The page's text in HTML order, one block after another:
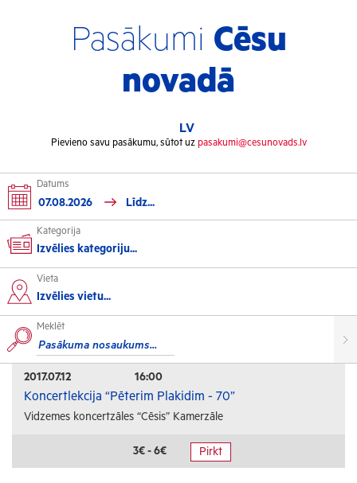
Pasākumi Cēsu
novadā
LV
Pievieno savu pasākumu, sūtot uz pasakumi@cesunovads.lv
Datums
Kategorija
Izvēlies kategoriju...
Kultūra
Izstādes
Koncerti
Izrādes
Festivāli un svētki
Kino
Citi pasākumi
Vieta
Izvēlies vietu...
Meklēt
2017.07.12 16:00
Koncertlekcija “Pēterim Plakidim - 70”
Vidzemes koncertzāles “Cēsis” Kamerzāle
3€ - 6€ Pirkt